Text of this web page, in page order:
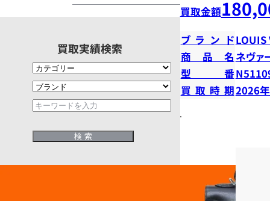
買取実績検索
買取金額
ブランドLOUIS
商品名 ネヴァ
型番
買取時期2026